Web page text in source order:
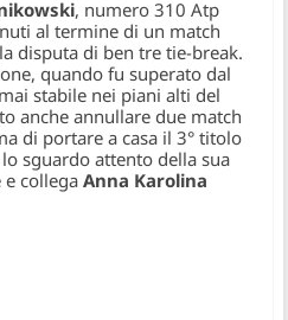
, numero 310 Atp
al termine di un match
disputa di ben tre tie-break.
quando fu superato dal
stabile nei piani alti del
anche annullare due match
di portare a casa il 3° titolo
sguardo attento della sua
e collegaAnna Karolina